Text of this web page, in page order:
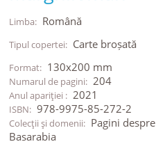
Limba: Română
Tipul copertei: Carte broșată
Format: 130x200 mm
Numarul de pagini: 204
Anul apariţiei : 2021
ISBN: 978-9975-85-272-2
Colecţii şi domenii: Pagini despre
Basarabia